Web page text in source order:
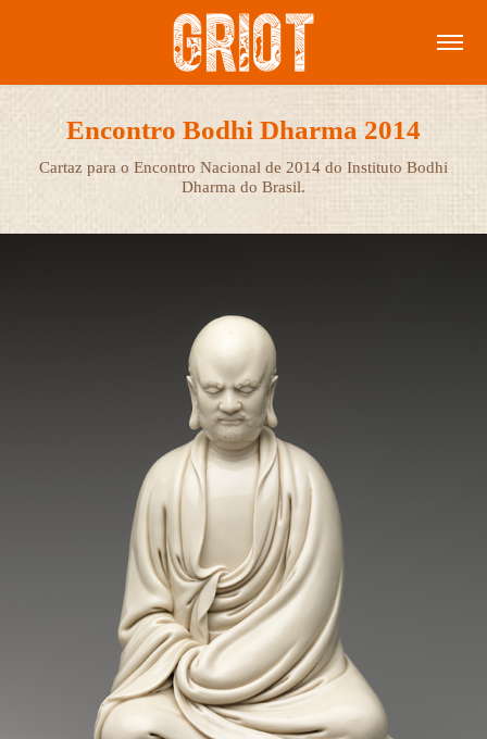
Encontro Bodhi Dharma 2014
Cartaz para o Encontro Nacional de 2014 do Instituto Bodhi
Dharma do Brasil.